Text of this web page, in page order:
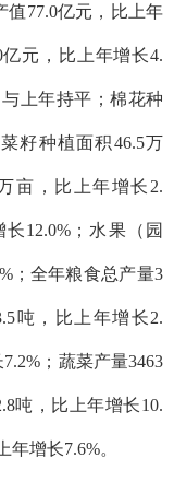
值77.0亿元，比上年
元，比上年增长4.
上年持平；棉花种
籽种植面积46.5万
亩，比上年增长2.
12.0%；水果（园
；全年粮食总产量3
吨，比上年增长2.
；蔬菜产量3463
吨，比上年增长10.
增长7.6%。